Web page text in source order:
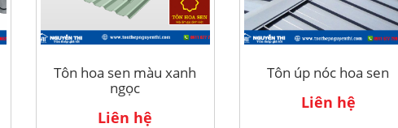
Tôn hoa sen màu xanh
ngọc
Liên hệ
Tôn úp nóc hoa sen
Liên hệ